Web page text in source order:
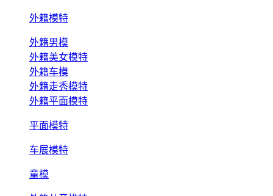
外籍模特
外籍男模
外籍美女模特
外籍车模
外籍走秀模特
外籍平面模特
平面模特
车展模特
童模